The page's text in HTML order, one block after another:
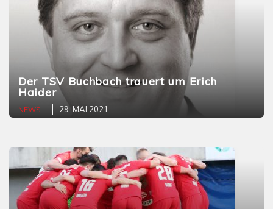
Der TSV Buchbach trauert um Erich
Haider
NEWS 29. MAI 2021